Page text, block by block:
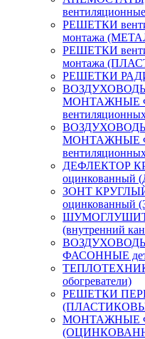
вентиляционные
РЕШЕТКИ
монтажа
РЕШЕТКИ
монтажа
РЕШЕТКИ
МОНТАЖНЫЕ
МОНТАЖНЫЕ
ДЕФЛЕКТОР
оцинкованный
ЗОНТ
оцинкованный
(внутренний
ВОЗДУХОВОДЫ
ФАСОННЫЕ
обогреватели)
РЕШЕТКИ
МОНТАЖНЫЕ